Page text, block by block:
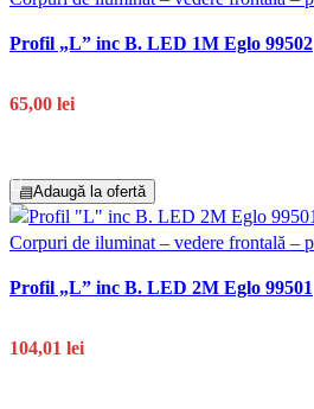
Profil „L” inc B. LED 1M Eglo 99502
65,00 lei
▤Adaugă la ofertă
Profil „L” inc B. LED 2M Eglo 99501
104,01 lei